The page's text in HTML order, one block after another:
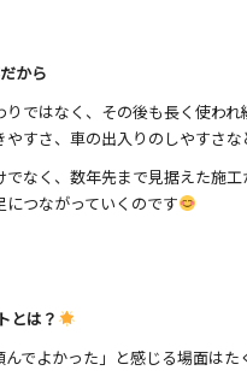
から
ではなく、その後も長く使われ
すさ、車の出入りのしやすさな
なく、数年先まで見据えた施工
つながっていくのです
とは？
でよかった」と感じる場面はた